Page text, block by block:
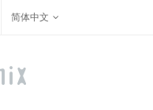
简体中文